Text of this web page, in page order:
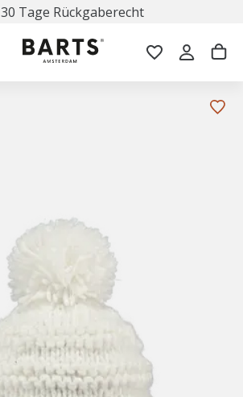
30 Tage Rückgaberecht